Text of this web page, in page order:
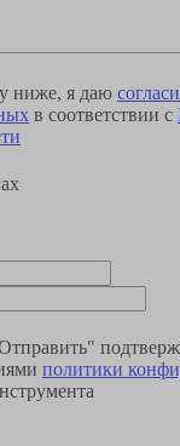
ниже, я даю
в соответствии с
политики